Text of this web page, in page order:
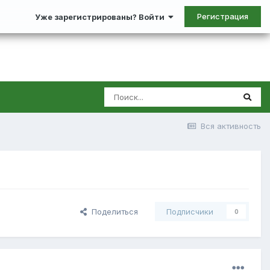
Уже зарегистрированы? Войти Регистрация
Вся активность
Поделиться Подписчики 0